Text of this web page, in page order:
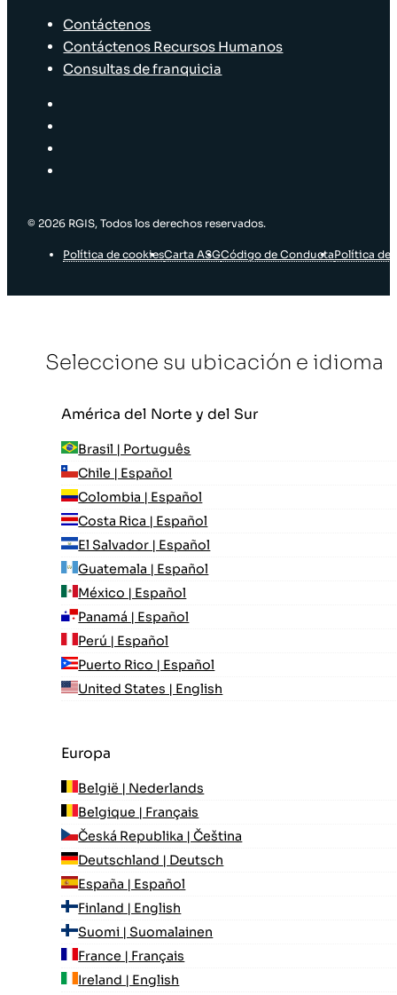
Contáctenos
Contáctenos Recursos Humanos
Consultas de franquicia
© 2026 RGIS, Todos los derechos reservados.
Política de cookiesCarta ASGCódigo de ConductaPolítica de
Seleccione su ubicación e idioma
América del Norte y del Sur
Brasil | Português
Chile | Español
Colombia | Español
Costa Rica | Español
El Salvador | Español
Guatemala | Español
México | Español
Panamá | Español
Perú | Español
Puerto Rico | Español
United States | English
Europa
België | Nederlands
Belgique | Français
Česká Republika | Čeština
Deutschland | Deutsch
España | Español
Finland | English
Suomi | Suomalainen
France | Français
Ireland | English